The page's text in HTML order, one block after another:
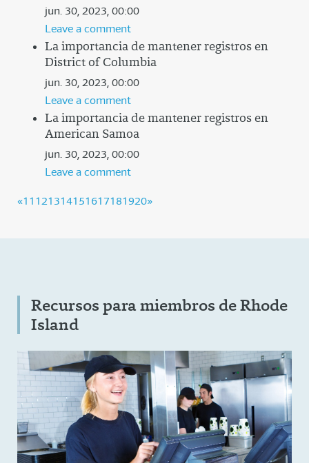
jun. 30, 2023, 00:00
Leave a comment
La importancia de mantener registros en
District of Columbia
jun. 30, 2023, 00:00
Leave a comment
La importancia de mantener registros en
American Samoa
jun. 30, 2023, 00:00
Leave a comment
«11(current)
121314151617181920»
Recursos para miembros de Rhode
Island